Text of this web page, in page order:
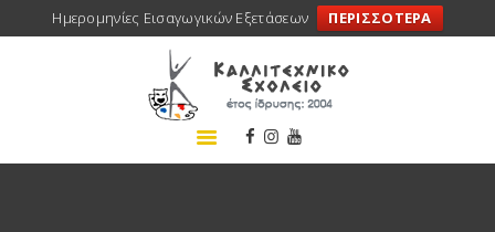
Ημερομηνίες Εισαγωγικών Εξετάσεων ΠΕΡΙΣΣΟΤΕΡΑ
ΑΡΧΙΚΗ